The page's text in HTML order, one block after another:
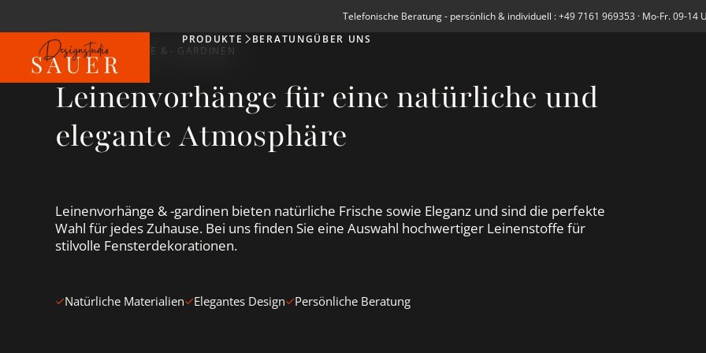
Telefonische Beratung - persönlich & individuell : +49 7161 969353 · Mo-Fr. 09-14
Produkte
PRODUKTE BERATUNGÜBER UNS
LEINENVORHÄNGE &- GARDINEN
Leinenvorhänge für eine natürliche und
elegante Atmosphäre
Leinenvorhänge & -gardinen bieten natürliche Frische sowie Eleganz und sind die perfekte
Wahl für jedes Zuhause. Bei uns finden Sie eine Auswahl hochwertiger Leinenstoffe für
stilvolle Fensterdekorationen.
Natürliche Materialien Elegantes Design Persönliche Beratung